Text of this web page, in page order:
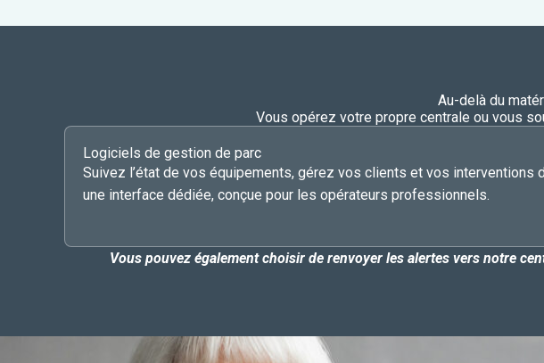
Au-delà du
Vous opérez votre propre centrale ou vous
Logiciels de gestion de parc
Suivez l’état de vos équipements, gérez vos clients et vos interventions
une interface dédiée, conçue pour les opérateurs professionnels.
Vous pouvez également choisir de renvoyer les alertes vers notre